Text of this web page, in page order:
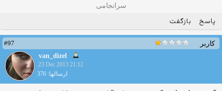
سرانجامی
پاسخ بازگفت
کاربر
#97
van_dizel
23 Dec 2013 21:12
ارسالها: 376